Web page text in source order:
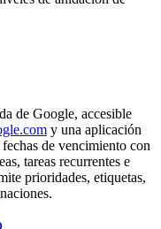
de Google, accesible
y una aplicación
de vencimiento con
tareas recurrentes e
prioridades, etiquetas,